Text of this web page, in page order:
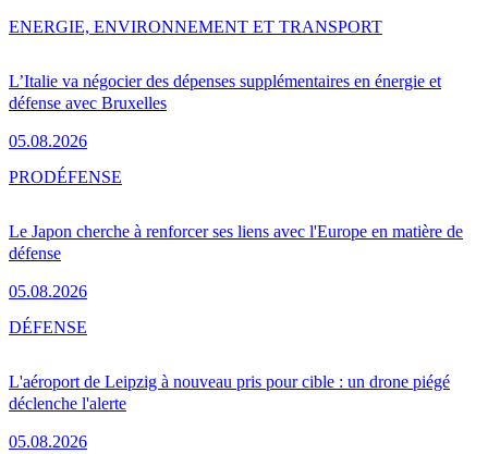
L’Italie va négocier des dépenses supplémentaires en énergie et
défense avec Bruxelles
05.08.2026
ENERGIE, ENVIRONNEMENT ET TRANSPORT
Le Japon cherche à renforcer ses liens avec l'Europe en matière de
défense
05.08.2026
PRODÉFENSE
L'aéroport de Leipzig à nouveau pris pour cible : un drone piégé
déclenche l'alerte
05.08.2026
DÉFENSE